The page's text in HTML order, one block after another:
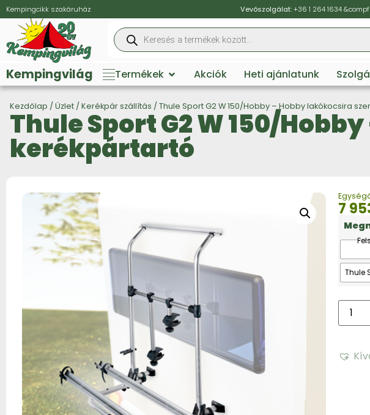
Kempingcikk szakáruház Vevőszolgálat: +36 1 264 1634
Kempingvilág Termékek Akciók Heti ajánlatunk
Kezdőlap / Üzlet / Kerékpár szállítás / Thule Sport G2 W 150/Hobby – Hobby lakókocsira
Thule Sport G2 W 150/
kerékpártartó
7
Thule